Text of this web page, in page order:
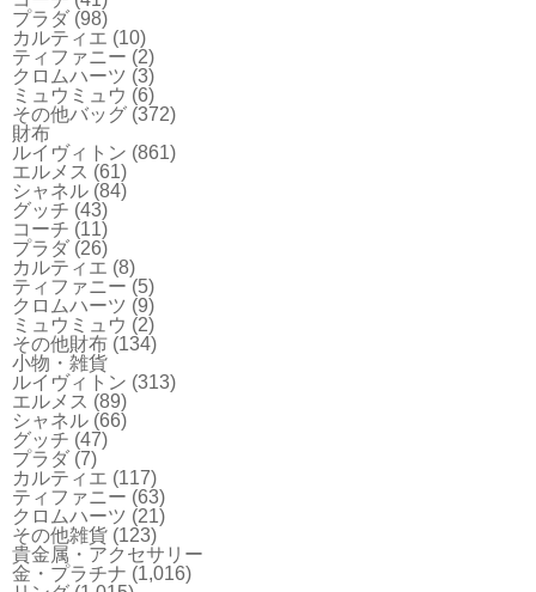
プラダ (98)
カルティエ (10)
ティファニー (2)
クロムハーツ (3)
ミュウミュウ (6)
その他バッグ (372)
財布
ルイヴィトン (861)
エルメス (61)
シャネル (84)
グッチ (43)
コーチ (11)
プラダ (26)
カルティエ (8)
ティファニー (5)
クロムハーツ (9)
ミュウミュウ (2)
その他財布 (134)
小物・雑貨
ルイヴィトン (313)
エルメス (89)
シャネル (66)
グッチ (47)
プラダ (7)
カルティエ (117)
ティファニー (63)
クロムハーツ (21)
その他雑貨 (123)
貴金属・アクセサリー
金・プラチナ (1,016)